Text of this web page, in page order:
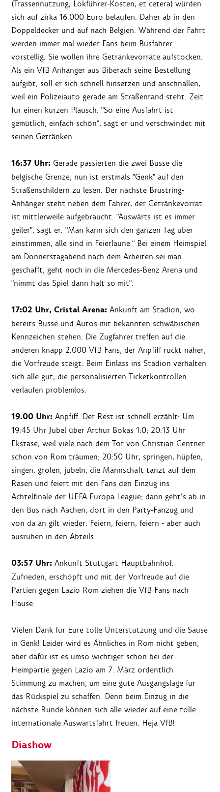
(Trassennutzung, Lokführer-Kosten, et cetera) würden
sich auf zirka 16.000 Euro belaufen. Daher ab in den
Doppeldecker und auf nach Belgien. Während der Fahrt
werden immer mal wieder Fans beim Busfahrer
vorstellig. Sie wollen ihre Getränkevorräte aufstocken.
Als ein VfB Anhänger aus Biberach seine Bestellung
aufgibt, soll er sich schnell hinsetzen und anschnallen,
weil ein Polizeiauto gerade am Straßenrand steht. Zeit
für einen kurzen Plausch: "So eine Ausfahrt ist
gemütlich, einfach schön", sagt er und verschwindet mit
seinen Getränken.
16:37 Uhr: Gerade passierten die zwei Busse die
belgische Grenze, nun ist erstmals "Genk" auf den
Straßenschildern zu lesen. Der nächste Brustring-
Anhänger steht neben dem Fahrer, der Getränkevorrat
ist mittlerweile aufgebraucht. "Auswärts ist es immer
geiler", sagt er. "Man kann sich den ganzen Tag über
einstimmen, alle sind in Feierlaune." Bei einem Heimspiel
am Donnerstagabend nach dem Arbeiten sei man
geschafft, geht noch in die Mercedes-Benz Arena und
"nimmt das Spiel dann halt so mit".
17:02 Uhr, Cristal Arena: Ankunft am Stadion, wo
bereits Busse und Autos mit bekannten schwäbischen
Kennzeichen stehen. Die Zugfahrer treffen auf die
anderen knapp 2.000 VfB Fans, der Anpfiff rückt näher,
die Vorfreude steigt. Beim Einlass ins Stadion verhalten
sich alle gut, die personalisierten Ticketkontrollen
verlaufen problemlos.
19.00 Uhr: Anpfiff. Der Rest ist schnell erzählt: Um
19:45 Uhr Jubel über Arthur Bokas 1:0; 20:13 Uhr
Ekstase, weil viele nach dem Tor von Christian Gentner
schon von Rom träumen; 20:50 Uhr, springen, hüpfen,
singen, grölen, jubeln, die Mannschaft tanzt auf dem
Rasen und feiert mit den Fans den Einzug ins
Achtelfinale der UEFA Europa League; dann geht’s ab in
den Bus nach Aachen, dort in den Party-Fanzug und
von da an gilt wieder: Feiern, feiern, feiern - aber auch
ausruhen in den Abteils.
03:57 Uhr: Ankunft Stuttgart Hauptbahnhof.
Zufrieden, erschöpft und mit der Vorfreude auf die
Partien gegen Lazio Rom ziehen die VfB Fans nach
Hause.
Vielen Dank für Eure tolle Unterstützung und die Sause
in Genk! Leider wird es Ähnliches in Rom nicht geben,
aber dafür ist es umso wichtiger schon bei der
Heimpartie gegen Lazio am 7. März ordentlich
Stimmung zu machen, um eine gute Ausgangslage für
das Rückspiel zu schaffen. Denn beim Einzug in die
nächste Runde können sich alle wieder auf eine tolle
internationale Auswärtsfahrt freuen. Heja VfB!
Diashow